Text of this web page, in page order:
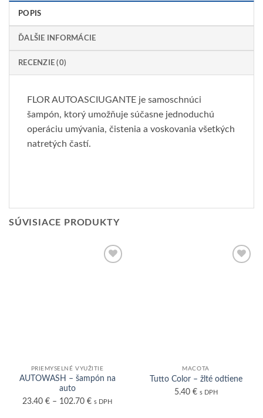
POPIS
ĎALŠIE INFORMÁCIE
RECENZIE (0)
FLOR AUTOASCIUGANTE je samoschnúci
šampón, ktorý umožňuje súčasne jednoduchú
operáciu umývania, čistenia a voskovania všetkých
natretých častí.
SÚVISIACE PRODUKTY
PRIEMYSELNÉ VYUŽITIE
AUTOWASH – šampón na
auto
23.40 € – 102.70 € s DPH
MACOTA
Tutto Color – žlté odtiene
5.40 € s DPH